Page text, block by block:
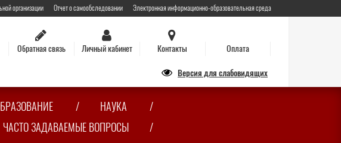
организации Отчет о самообследовании Электронная информационно-образовательная среда
Обратная связь Личный кабинет Контакты Оплата
Версия для слабовидящих
НАУКА
ЧАСТО ЗАДАВАЕМЫЕ ВОПРОСЫ